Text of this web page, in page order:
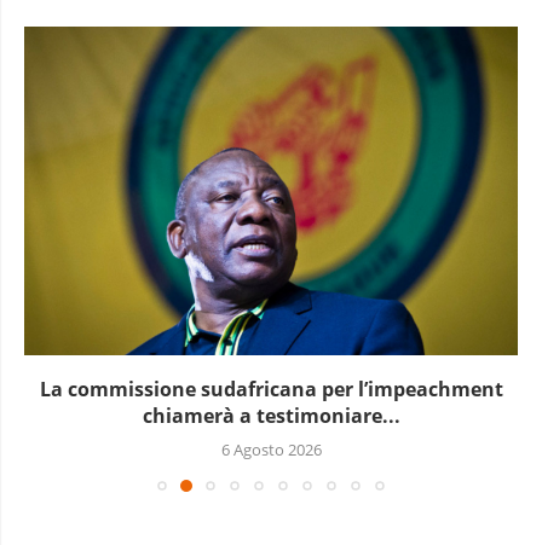
Le elezioni presidenziali a Capo Verde si terranno...
6 Agosto 2026